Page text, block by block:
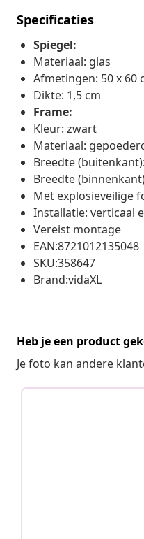
Specificaties
Spiegel:
Materiaal: glas
Afmetingen: 50 x 60
Dikte: 1,5 cm
Frame:
Kleur: zwart
Materiaal:
Breedte
Breedte
Met explosieveilige
Installatie: verticaal
Vereist montage
EAN:8721012135048
SKU:358647
Brand:vidaXL
Heb je een product
Je foto kan andere